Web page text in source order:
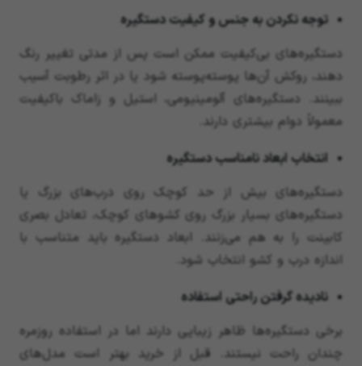
توجه نکردن به جنس و کیفیت دستگیره
دستگیره‌های بی‌کیفیت ممکن است پس از مدتی تغییر رنگ
دهند، روکش آن‌ها پوسته‌پوسته شود یا در اثر رطوبت آسیب
ببینند. دستگیره‌های آلومینیومی، استیل و زاماک باکیفیت
معمولاً دوام بیشتری دارند.
انتخاب ابعاد نامناسب دستگیره
دستگیره‌های بیش از حد کوچک روی درب‌های بزرگ یا
دستگیره‌های بسیار بزرگ روی کشوهای کوچک، تعادل بصری
کابینت را به هم می‌زنند. ابعاد دستگیره باید متناسب با
اندازه درب و کشو انتخاب شود.
نادیده گرفتن راحتی استفاده
برخی دستگیره‌ها ظاهر زیبایی دارند اما در استفاده روزمره
چندان راحت نیستند. قبل از خرید بهتر است مدل‌های